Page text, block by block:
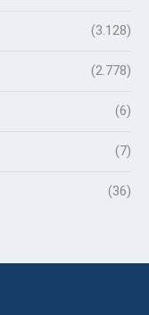
(3.128)
(2.778)
(6)
(7)
(36)